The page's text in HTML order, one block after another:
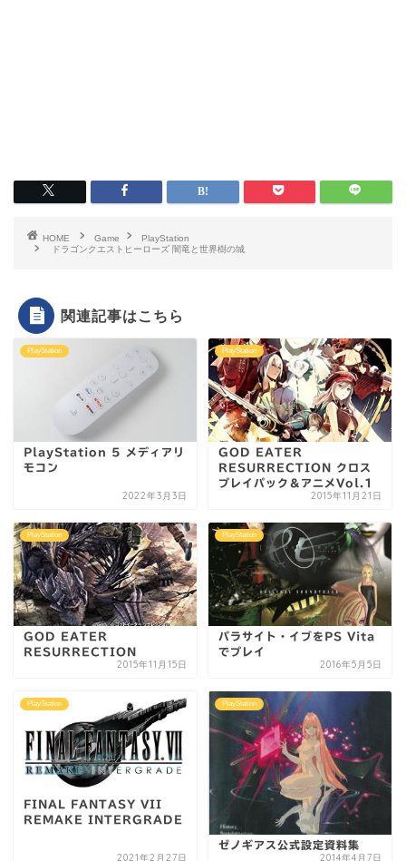
HOME Game
PlayStation
ドラゴンクエストヒーローズ 闇竜と世界樹の城
関連記事はこちら
PlayStation
PlayStation 5 メディアリ
モコン
2022年3月3日
PlayStation
GOD EATER
RESURRECTION クロス
プレイパック＆アニメVol.1
2015年11月21日
PlayStation
GOD EATER
RESURRECTION
2015年11月15日
PlayStation
パラサイト・イブをPS Vita
でプレイ
2016年5月5日
PlayStation
FINAL FANTASY VII
REMAKE INTERGRADE
2021年2月27日
PlayStation
ゼノギアス公式設定資料集
2014年4月7日